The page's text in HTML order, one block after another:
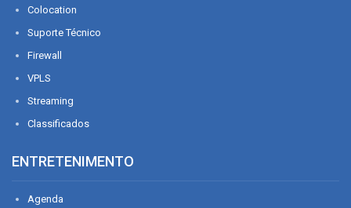
Colocation
Suporte Técnico
Firewall
VPLS
Streaming
Classificados
ENTRETENIMENTO
Agenda